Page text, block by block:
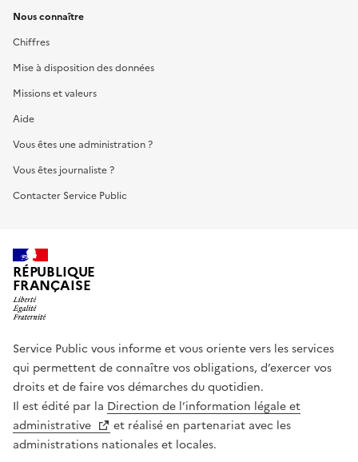
Nous connaître
Chiffres
Mise à disposition des données
Missions et valeurs
Aide
Vous êtes une administration ?
Vous êtes journaliste ?
Contacter Service Public
RÉPUBLIQUE
FRANÇAISE
Service Public vous informe et vous oriente vers les services
qui permettent de connaître vos obligations, d’exercer vos
droits et de faire vos démarches du quotidien.
Il est édité par la Direction de l’information légale et
administrative
et réalisé en partenariat avec les
administrations nationales et locales.